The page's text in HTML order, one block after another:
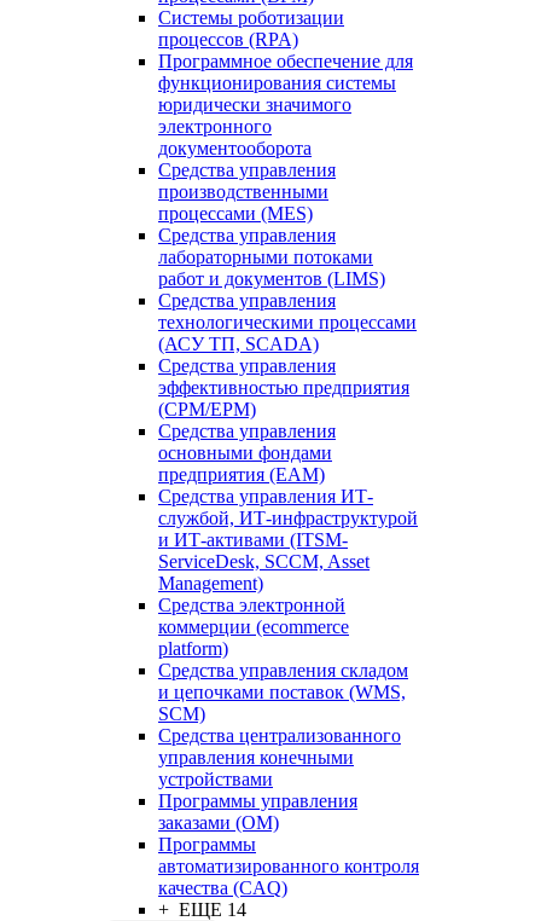
Системы роботизации
процессов (RPA)
Программное обеспечение для
функционирования системы
юридически значимого
электронного
документооборота
Средства управления
производственными
процессами (MES)
Средства управления
лабораторными потоками
работ и документов (LIMS)
Средства управления
технологическими процессами
(АСУ ТП, SCADA)
Средства управления
эффективностью предприятия
(CPM/EPM)
Средства управления
основными фондами
предприятия (EAM)
Средства управления ИТ-
службой, ИТ-инфраструктурой
и ИТ-активами (ITSM-
ServiceDesk, SCCM, Asset
Management)
Средства электронной
коммерции (ecommerce
platform)
Средства управления складом
и цепочками поставок (WMS,
SCM)
Средства централизованного
управления конечными
устройствами
Программы управления
заказами (OM)
Программы
автоматизированного контроля
качества (CAQ)
+ ЕЩЕ 14